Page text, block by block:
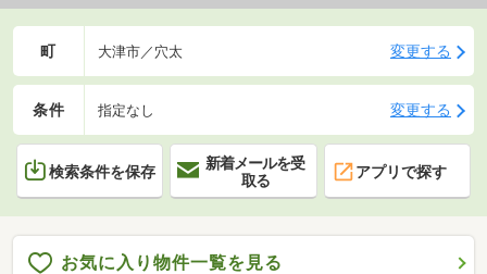
町 大津市／穴太 変更する
条件 指定なし 変更する
検索条件を保存
新着メールを受
取る
アプリで探す
お気に入り物件一覧を見る